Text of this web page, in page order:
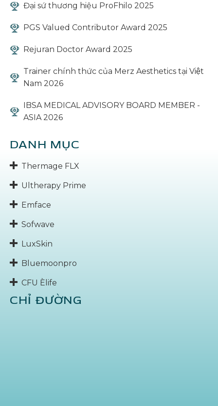
Đại sứ thương hiệu ProFhilo 2025
PGS Valued Contributor Award 2025
Rejuran Doctor Award 2025
Trainer chính thức của Merz Aesthetics tại Việt
Nam 2026
IBSA MEDICAL ADVISORY BOARD MEMBER -
ASIA 2026
DANH MỤC
Thermage FLX
Ultherapy Prime
Emface
Sofwave
LuxSkin
Bluemoonpro
CFU Èlife
CHỈ ĐƯỜNG